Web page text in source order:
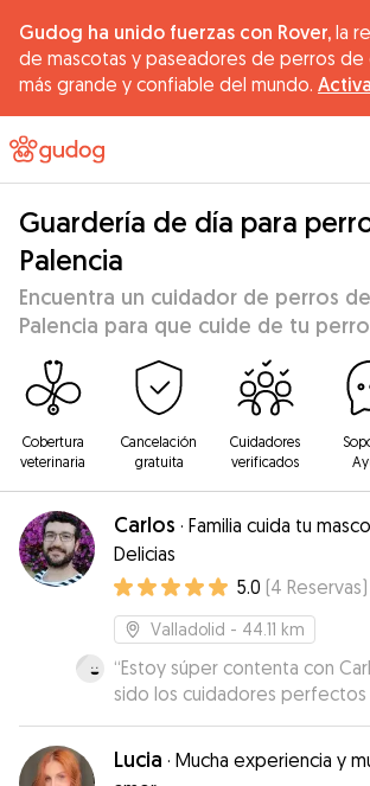
Gudog ha unido fuerzas con Rover, la
de mascotas y paseadores de perros de
más grande y confiable del mundo.
Guardería de día para
Palencia
Encuentra un cuidador de perros
Palencia para que cuide de tu
Cobertura
veterinaria
Cancelación
gratuita
Cuidadores
verificados
Carlos · Familia cuida tu
Delicias
5.0 (4 Reservas)
Valladolid - 44.11 km
“Estoy súper contenta con
sido los cuidadores perfectos
cariñosos con Kratos y con
mandado un montón de
súper contenta volveré a
Lucia · Mucha experiencia y